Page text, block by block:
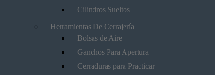
Cilindros Sueltos
Herramientas De Cerrajería
Bolsas de Aire
Ganchos Para Apertura
Cerraduras para Practicar